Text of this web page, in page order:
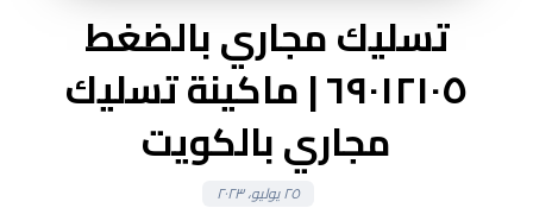
تسليك مجاري بالضغط
٦٩٠١٢١٠٥ | ماكينة تسليك
مجاري بالكويت
٢٥ يوليو، ٢٠٢٣